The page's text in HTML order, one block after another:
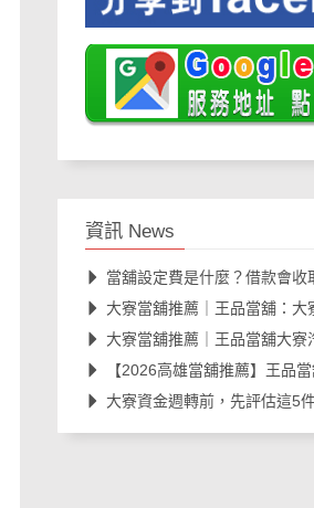
資訊 News
當舖設定費是什麼？借款會收取手續費嗎？當
大寮當舖推薦｜王品當舖：大寮機車借款免留車
大寮當舖推薦｜王品當舖大寮汽機車借款免留車
【2026高雄當舖推薦】王品當舖：高雄汽機車借款免留車
大寮資金週轉前，先評估這5件事，找到